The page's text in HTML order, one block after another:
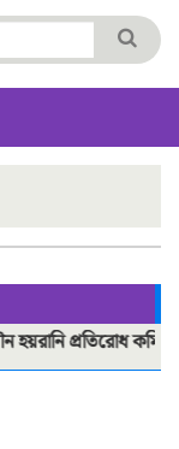
প্রতিরোধ কমিটি